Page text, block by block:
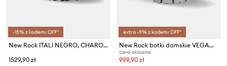
-15% z kodem: OFF*
New Rock ITALI NEGRO, CHAROL, TANK NEGRO sneakersy damskie skórzane
1529,90 zł
extra -5% z kodem: OFF*
New Rock botki damskie VEGAN BLANCO ,ECOBAR ROSA, TANK CASCO P
Cena aktualna:
999,90 zł